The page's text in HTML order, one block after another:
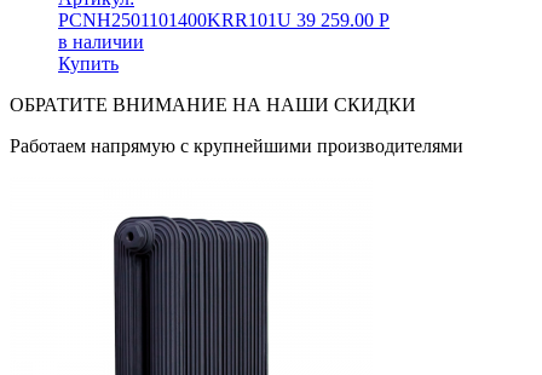
PCNH2501101400KRR101U 39 259.00 Р
в наличии
Купить
ОБРАТИТЕ ВНИМАНИЕ НА НАШИ СКИДКИ
Работаем напрямую с крупнейшими производителями